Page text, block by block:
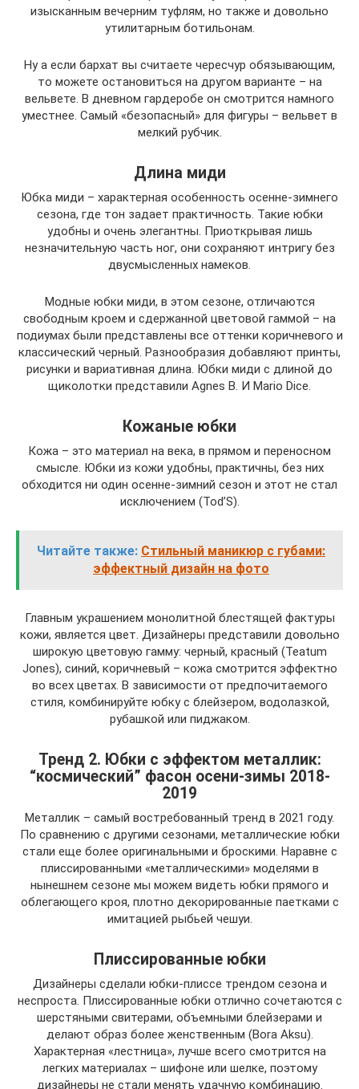
изысканным вечерним туфлям, но также и довольно
утилитарным ботильонам.
Ну а если бархат вы считаете чересчур обязывающим,
то можете остановиться на другом варианте – на
вельвете. В дневном гардеробе он смотрится намного
уместнее. Самый «безопасный» для фигуры – вельвет в
мелкий рубчик.
Длина миди
Юбка миди – характерная особенность осенне-зимнего
сезона, где тон задает практичность. Такие юбки
удобны и очень элегантны. Приоткрывая лишь
незначительную часть ног, они сохраняют интригу без
двусмысленных намеков.
Модные юбки миди, в этом сезоне, отличаются
свободным кроем и сдержанной цветовой гаммой – на
подиумах были представлены все оттенки коричневого и
классический черный. Разнообразия добавляют принты,
рисунки и вариативная длина. Юбки миди с длиной до
щиколотки представили Agnes B. И Mario Dice.
Кожаные юбки
Кожа – это материал на века, в прямом и переносном
смысле. Юбки из кожи удобны, практичны, без них
обходится ни один осенне-зимний сезон и этот не стал
исключением (Tod’S).
Читайте также: Стильный маникюр с губами:
эффектный дизайн на фото
Главным украшением монолитной блестящей фактуры
кожи, является цвет. Дизайнеры представили довольно
широкую цветовую гамму: черный, красный (Teatum
Jones), синий, коричневый – кожа смотрится эффектно
во всех цветах. В зависимости от предпочитаемого
стиля, комбинируйте юбку с блейзером, водолазкой,
рубашкой или пиджаком.
Тренд 2. Юбки с эффектом металлик:
“космический” фасон осени-зимы 2018-
2019
Металлик – самый востребованный тренд в 2021 году.
По сравнению с другими сезонами, металлические юбки
стали еще более оригинальными и броскими. Наравне с
плиссированными «металлическими» моделями в
нынешнем сезоне мы можем видеть юбки прямого и
облегающего кроя, плотно декорированные паетками с
имитацией рыбьей чешуи.
Плиссированные юбки
Дизайнеры сделали юбки-плиссе трендом сезона и
неспроста. Плиссированные юбки отлично сочетаются с
шерстяными свитерами, объемными блейзерами и
делают образ более женственным (Bora Aksu).
Характерная «лестница», лучше всего смотрится на
легких материалах – шифоне или шелке, поэтому
дизайнеры не стали менять удачную комбинацию.